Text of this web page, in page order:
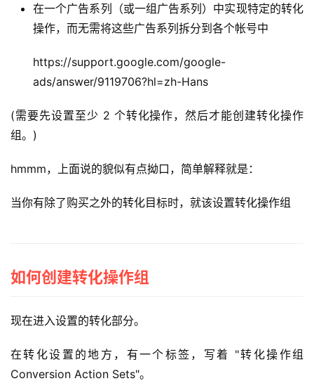
首
推
营
战
享
在一个广告系列（或一组广告系列）中实现特定的转化
操作，而无需将这些广告系列拆分到各个帐号中
https://support.google.com/google-
ads/answer/9119706?hl=zh-Hans
(需要先设置至少 2 个转化操作，然后才能创建转化操作
组。)
hmmm，上面说的貌似有点拗口，简单解释就是：
当你有除了购买之外的转化目标时，就该设置转化操作组
如何创建转化操作组
现在进入设置的转化部分。
在转化设置的地方，有一个标签，写着 "转化操作组
Conversion Action Sets"。